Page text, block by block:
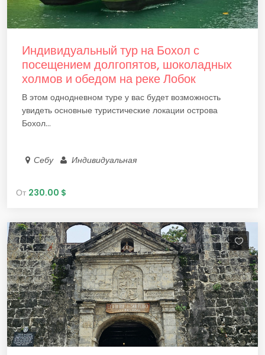
Индивидуальный тур на Бохол с
посещением долгопятов, шоколадных
холмов и обедом на реке Лобок
В этом однодневном туре у вас будет возможность
увидеть основные туристические локации острова
Бохол...
Себу Индивидуальная
От 230.00 $